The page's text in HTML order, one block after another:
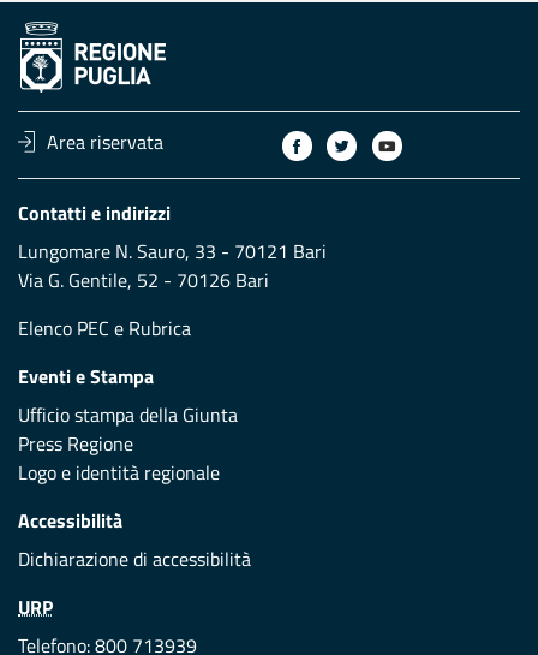
Area riservata
Contatti e indirizzi
Lungomare N. Sauro, 33 - 70121 Bari
Via G. Gentile, 52 - 70126 Bari
Elenco PEC e Rubrica
Eventi e Stampa
Ufficio stampa della Giunta
Press Regione
Logo e identità regionale
Accessibilità
Dichiarazione di accessibilità
URP
Telefono: 800 713939